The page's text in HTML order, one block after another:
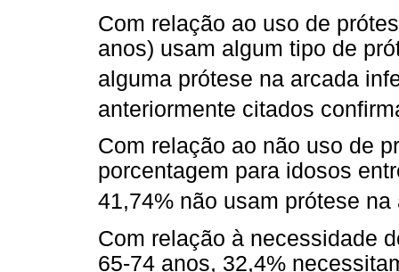
Com relação ao uso de
anos) usam algum tipo de
alguma prótese na arcada
anteriormente citados
Com relação ao não uso de
porcentagem para idosos
41,74% não usam prótese na
Com relação à necessidade
65-74 anos, 32,4%